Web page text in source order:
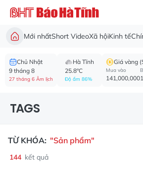
Mới nhấtShort VideoXã hộiKinh tế
Chủ Nhật
9 tháng 8
27 tháng 6 Âm lịch
Hà Tĩnh
25.8°C
Độ ẩm 86%
Giá vàng
Mua vào
141,000,000
TAGS
TỪ KHÓA: "Sản phẩm"
144 kết quả